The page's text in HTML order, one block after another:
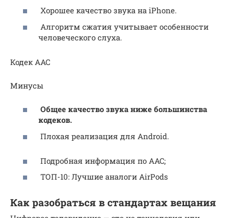
Хорошее качество звука на iPhone.
Алгоритм сжатия учитывает особенности
человеческого слуха.
Кодек AAC
Минусы
Общее качество звука ниже большинства
кодеков.
Плохая реализация для Android.
Подробная информация по AAC;
ТОП-10: Лучшие аналоги AirPods
Как разобраться в стандартах вещания